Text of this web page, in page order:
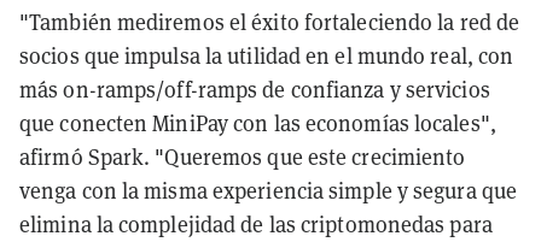
"También mediremos el éxito fortaleciendo la red de
socios que impulsa la utilidad en el mundo real, con
más on-ramps/off-ramps de confianza y servicios
que conecten MiniPay con las economías locales",
afirmó Spark. "Queremos que este crecimiento
venga con la misma experiencia simple y segura que
elimina la complejidad de las criptomonedas para